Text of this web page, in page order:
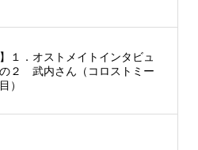
】１．オストメイトインタビュ
２ 武内さん（コロストミー
）